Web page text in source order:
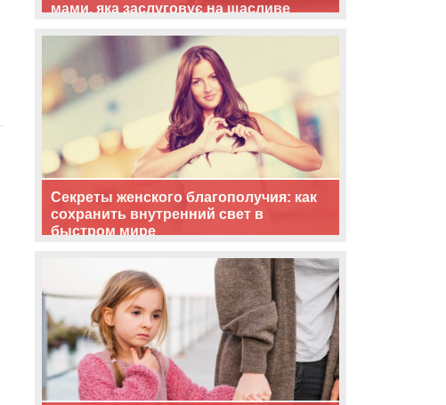
мами, яка заслуговує на щасливе
Секреты женского благополучия: как
сохранить внутренний свет в
быстром мире